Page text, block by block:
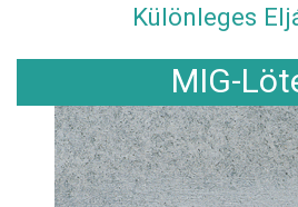
Különleges
MIG-